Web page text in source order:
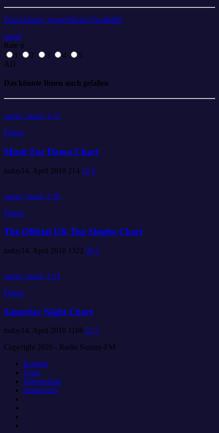
DanceHappy SongOfficial ChartR&B
email
Rate it
1
2 3 4
5
AD
Das könnte Ihnen auch gefallen
queue_music 4 12
Dance
Music For Dance Chart
today14. April 2018 214 12 4
queue_music 2 36
Dance
The Official UK Top Singles Chart
today14. April 2018 1322 36 2
queue_music 3 23
Dance
Saturday Night Chart
today14. April 2018 1186 23 3
Copyright 2026 - Radio Sunray-FM
Kontakt
Team
Datenschutz
Impressum